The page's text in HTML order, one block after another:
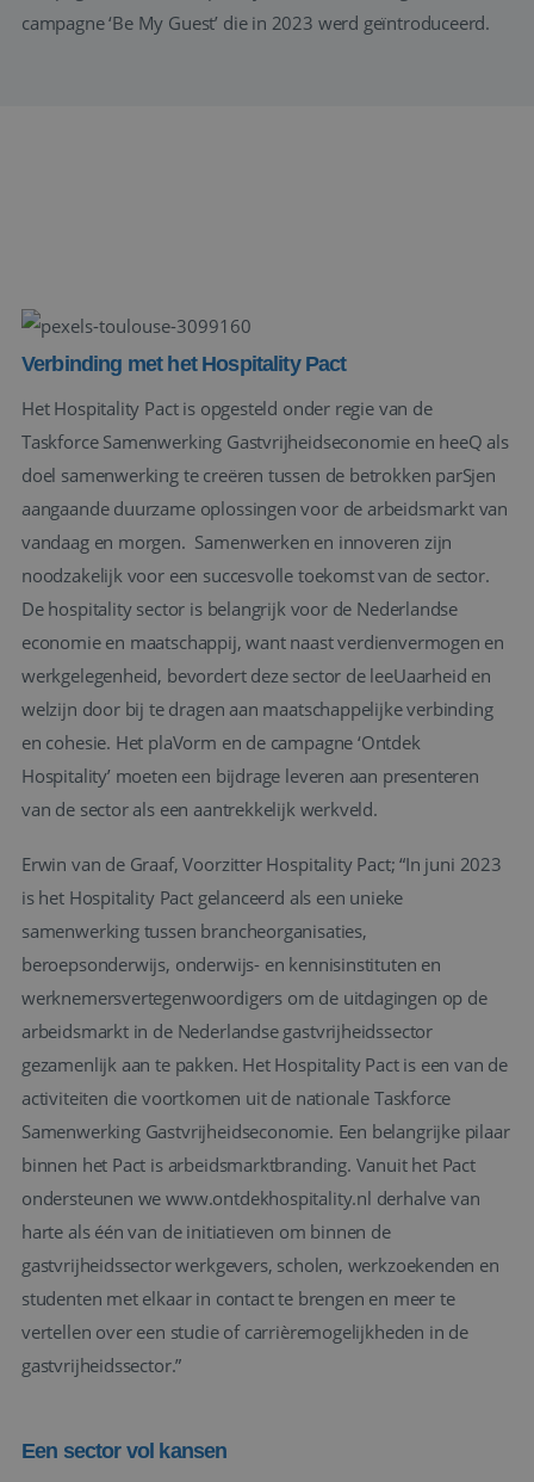
campagne ‘Be My Guest’ die in 2023 werd geïntroduceerd.
Verbinding met het Hospitality Pact
Het Hospitality Pact is opgesteld onder regie van de
Taskforce Samenwerking Gastvrijheidseconomie en heeQ als
doel samenwerking te creëren tussen de betrokken parSjen
aangaande duurzame oplossingen voor de arbeidsmarkt van
vandaag en morgen. Samenwerken en innoveren zijn
noodzakelijk voor een succesvolle toekomst van de sector.
De hospitality sector is belangrijk voor de Nederlandse
economie en maatschappij, want naast verdienvermogen en
werkgelegenheid, bevordert deze sector de leeUaarheid en
welzijn door bij te dragen aan maatschappelijke verbinding
en cohesie. Het plaVorm en de campagne ‘Ontdek
Hospitality’ moeten een bijdrage leveren aan presenteren
van de sector als een aantrekkelijk werkveld.
Erwin van de Graaf, Voorzitter Hospitality Pact; “In juni 2023
is het Hospitality Pact gelanceerd als een unieke
samenwerking tussen brancheorganisaties,
beroepsonderwijs, onderwijs- en kennisinstituten en
werknemersvertegenwoordigers om de uitdagingen op de
arbeidsmarkt in de Nederlandse gastvrijheidssector
gezamenlijk aan te pakken. Het Hospitality Pact is een van de
activiteiten die voortkomen uit de nationale Taskforce
Samenwerking Gastvrijheidseconomie. Een belangrijke pilaar
binnen het Pact is arbeidsmarktbranding. Vanuit het Pact
ondersteunen we www.ontdekhospitality.nl derhalve van
harte als één van de initiatieven om binnen de
gastvrijheidssector werkgevers, scholen, werkzoekenden en
studenten met elkaar in contact te brengen en meer te
vertellen over een studie of carrièremogelijkheden in de
gastvrijheidssector.”
Een sector vol kansen